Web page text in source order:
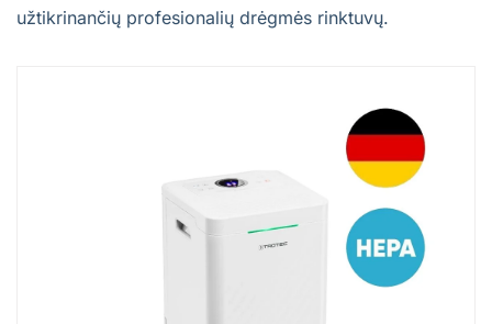
užtikrinančių profesionalių drėgmės rinktuvų.